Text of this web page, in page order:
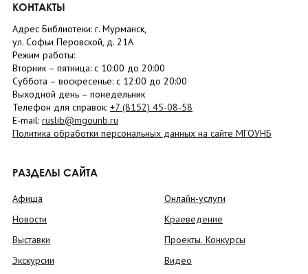
КОНТАКТЫ
Адрес Библиотеки: г. Мурманск,
ул. Софьи Перовской, д. 21А
Режим работы:
Вторник – пятница: с 10:00 до 20:00
Суббота – воскресенье: c 12:00 до 20:00
Выходной день – понедельник
Телефон для справок: +7 (8152) 45-08-58
E-mail: ruslib@mgounb.ru
Политика обработки персональных данных на сайте МГОУНБ
РАЗДЕЛЫ САЙТА
Афиша
Новости
Выставки
Экскурсии
Онлайн-услуги
Краеведение
Проекты. Конкурсы
Видео